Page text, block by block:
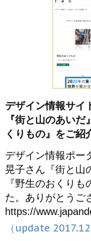
デザイン情報サイ
『街と山のあい
くりもの』をご紹
デザイン情報ポー
晃子さん『街と山
『野生のおくり
た。ありがとうご
https://
（update